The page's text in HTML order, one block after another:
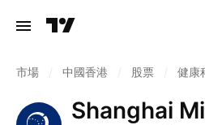
市場 中國香港 股票 健康
Shanghai